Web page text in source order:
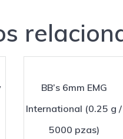
BB’s 6mm EMG
International (0.25 g /
5000 pzas)